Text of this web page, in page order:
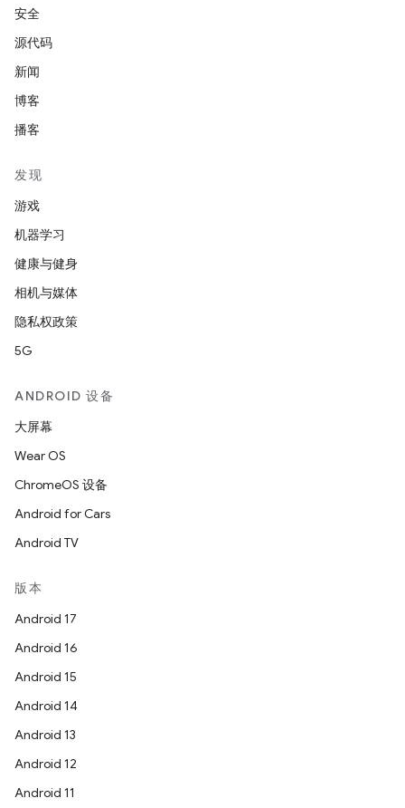
安全
源代码
新闻
博客
播客
发现
游戏
机器学习
健康与健身
相机与媒体
隐私权政策
5G
ANDROID 设备
大屏幕
Wear OS
ChromeOS 设备
Android for Cars
Android TV
版本
Android 17
Android 16
Android 15
Android 14
Android 13
Android 12
Android 11